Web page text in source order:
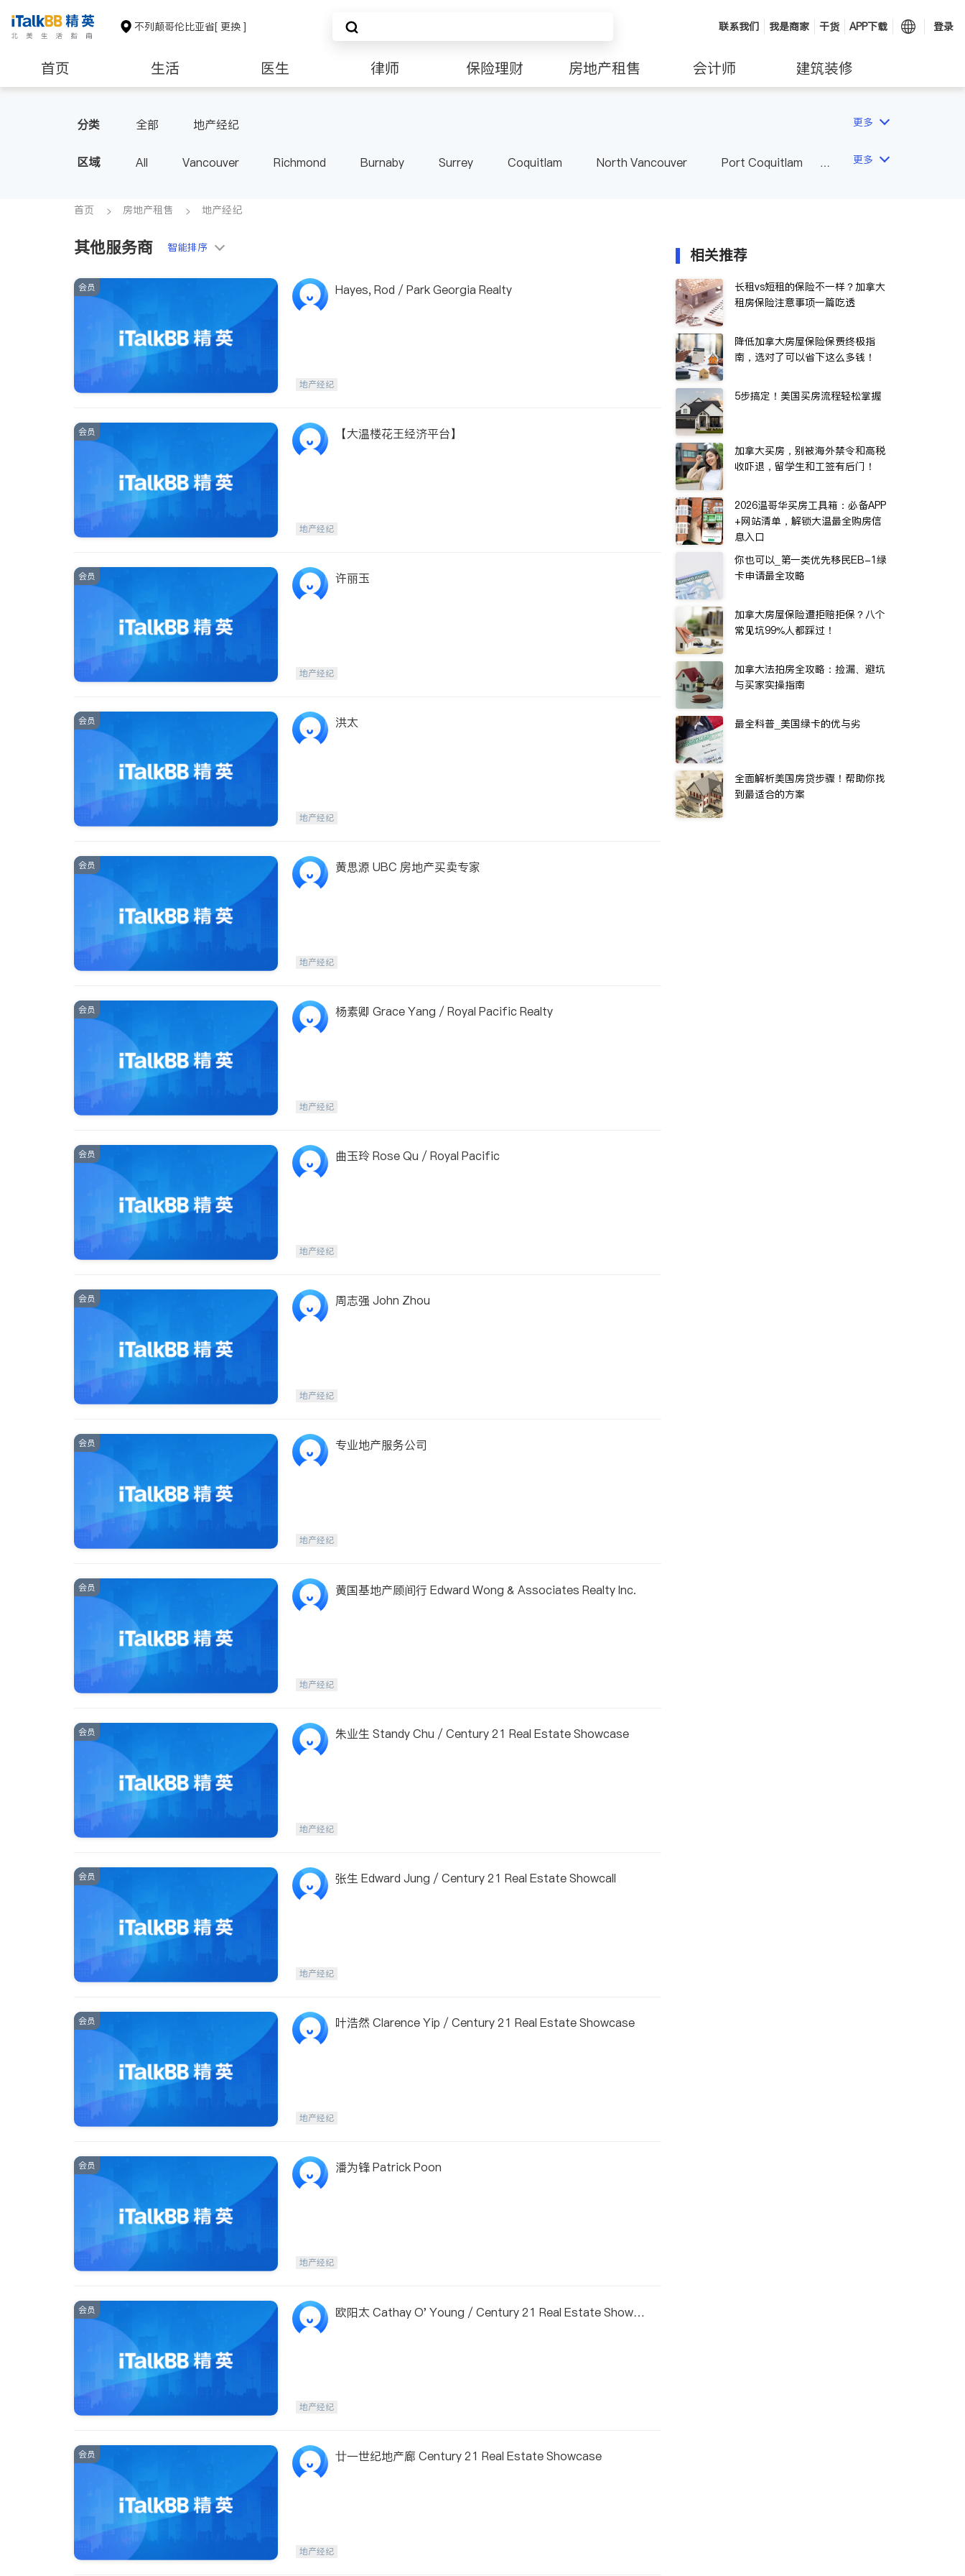
不列颠哥伦比亚省[ 更换 ] 联系我们 我是商家 干货 APP下载 登录
首页 生活 医生 律师 保险理财 房地产租售 会计师 建筑装修
分类 全部 地产经纪 更多
区域 All Vancouver Richmond Burnaby Surrey Coquitlam North Vancouver
Port Coquitlam
BC - Other Cities
更多
首页 房地产租售 地产经纪
其他服务商 智能排序
会员 Hayes, Rod / Park Georgia Realty
地产经纪
会员 【大温楼花王经济平台】
地产经纪
会员 许丽玉
地产经纪
会员 洪太
地产经纪
会员 黄思源 UBC 房地产买卖专家
地产经纪
会员 杨素卿 Grace Yang / Royal Pacific Realty
地产经纪
会员 曲玉玲 Rose Qu / Royal Pacific
地产经纪
会员 周志强 John Zhou
地产经纪
会员 专业地产服务公司
地产经纪
会员 黄国基地产顾间行 Edward Wong & Associates Realty Inc.
地产经纪
会员 朱业生 Standy Chu / Century 21 Real Estate Showcase
地产经纪
会员 张生 Edward Jung / Century 21 Real Estate Showcall
地产经纪
会员 叶浩然 Clarence Yip / Century 21 Real Estate Showcase
地产经纪
会员 潘为锋 Patrick Poon
地产经纪
会员
欧阳太 Cathay O' Young / Century 21 Real Estate Showca
地产经纪
会员 廿一世纪地产廊 Century 21 Real Estate Showcase
地产经纪
相关推荐
长租vs短租的保险不一样？加拿大
租房保险注意事项一篇吃透
降低加拿大房屋保险保费终极指
南，选对了可以省下这么多钱！
5步搞定！美国买房流程轻松掌握
加拿大买房，别被海外禁令和高税
收吓退，留学生和工签有后门！
2026温哥华买房工具箱：必备APP
+网站清单，解锁大温最全购房信
息入口
你也可以_第一类优先移民EB-1绿
卡申请最全攻略
加拿大房屋保险遭拒赔拒保？八个
常见坑99%人都踩过！
加拿大法拍房全攻略：捡漏、避坑
与买家实操指南
最全科普_美国绿卡的优与劣
全面解析美国房贷步骤！帮助你找
到最适合的方案